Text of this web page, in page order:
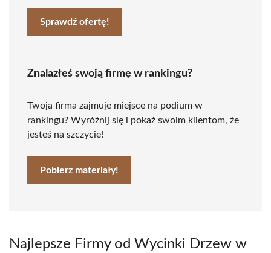
Sprawdź ofertę!
Znalazłeś swoją firmę w rankingu?
Twoja firma zajmuje miejsce na podium w
rankingu? Wyróżnij się i pokaż swoim klientom, że
jesteś na szczycie!
Pobierz materiały!
Najlepsze Firmy od Wycinki Drzew w